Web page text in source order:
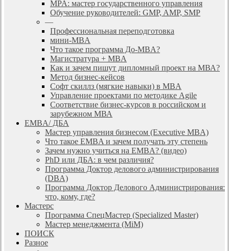
MPA: мастер государственного управления
Обучение руководителей: GMP, AMP, SMP
—
Профессиональная переподготовка
мини-MBA
Что такое программа До-MBA?
Магистратура + MBA
Как и зачем пишут дипломный проект на МВА?
Метод бизнес-кейсов
Софт скиллз (мягкие навыки) в MBA
Управление проектами по методике Agile
Соответствие бизнес-курсов в российском и
зарубежном МВА
EMBA/ ДБA
Мастер управления бизнесом (Executive MBA)
Что такое EMBA и зачем получать эту степень
Зачем нужно учиться на EMBA? (видео)
PhD или ДБА: в чем различия?
Программа Доктор делового администрирования
(DBА)
Программа Доктор Делового Администрирования:
что, кому, где?
Мастерс
Программа СпецМастер (Specialized Master)
Мастер менеджмента (MiM)
ПОИСК
Разное